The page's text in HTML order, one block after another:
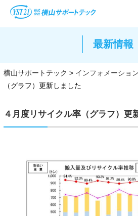
最新情報
横山サポートテック > インフォメーション
（グラフ）更新しました
４月度リサイクル率（グラフ）更